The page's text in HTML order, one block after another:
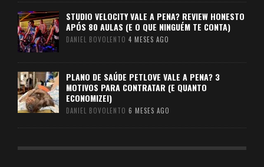
STUDIO VELOCITY VALE A PENA? REVIEW HONESTO
APÓS 80 AULAS (E O QUE NINGUÉM TE CONTA)
DANIEL BOVOLENTO 4 MESES AGO
PLANO DE SAÚDE PETLOVE VALE A PENA? 3
MOTIVOS PARA CONTRATAR (E QUANTO
ECONOMIZEI)
DANIEL BOVOLENTO 6 MESES AGO